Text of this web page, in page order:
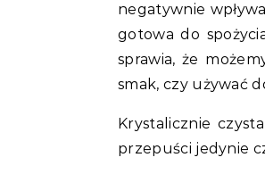
negatywnie
gotowa do
sprawia, że
smak, czy używać
Krystalicznie
przepuści jedynie